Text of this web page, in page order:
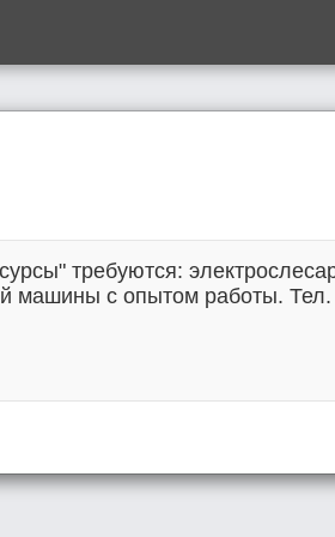
требуются:
машины с опытом работы.